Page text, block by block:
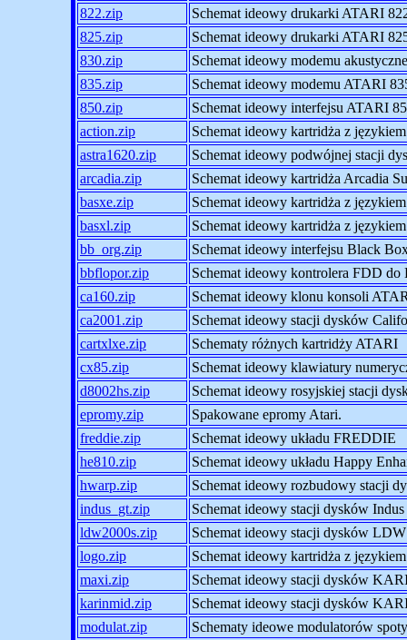
822.zip
Schemat ideowy drukarki ATARI
825.zip
Schemat ideowy drukarki ATARI
830.zip
Schemat ideowy modemu
835.zip
Schemat ideowy modemu ATARI
850.zip
Schemat ideowy interfejsu ATARI
action.zip
Schemat ideowy kartridża z
astra1620.zip
Schemat ideowy podwójnej stacji
arcadia.zip
Schemat ideowy kartridża Arcadia
basxe.zip
Schemat ideowy kartridża z
basxl.zip
Schemat ideowy kartridża z
bb_org.zip
Schemat ideowy interfejsu Black
bbflopor.zip
Schemat ideowy kontrolera FDD
ca160.zip
Schemat ideowy klonu konsoli
ca2001.zip
Schemat ideowy stacji dysków
cartxlxe.zip
Schematy różnych kartridży ATARI
cx85.zip
Schemat ideowy klawiatury
d8002hs.zip
Schemat ideowy rosyjskiej stacji
epromy.zip
Spakowane epromy Atari.
freddie.zip
Schemat ideowy układu FREDDIE
he810.zip
Schemat ideowy układu Happy
hwarp.zip
Schemat ideowy rozbudowy stacji
indus_gt.zip
Schemat ideowy stacji dysków
ldw2000s.zip
Schemat ideowy stacji dysków
logo.zip
Schemat ideowy kartridża z
maxi.zip
Schemat ideowy stacji dysków
karinmid.zip
Schemat ideowy stacji dysków
modulat.zip
Schematy ideowe modulatorów